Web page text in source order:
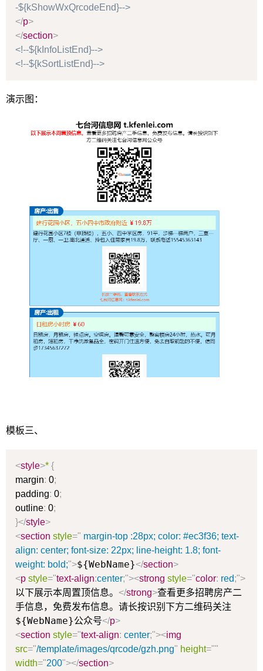
-${kShowWxQrcodeEnd}-->
</p>
</section>
<!--${kInfoListEnd}-->
<!--${kSortListEnd}-->
演示图：
模板三、
<style>* {
margin: 0;
padding: 0;
outline: 0;
}</style>
<section style=" margin-top :28px; color: #ec3f36; text-
align: center; font-size: 22px; line-height: 1.8; font-
weight: bold;">${WebName}</section>
<p style="text-align:center;"><strong style="color: red;">
以下展示本周置顶信息。 </strong>查看更多招聘房产二
手信息，免费发布信息。请长按识别下方二维码关注
${WebName}公众号</p>
<section style="text-align: center;"><img
src="/template/images/qrcode/gzh.png" height=""
width="200"></section>